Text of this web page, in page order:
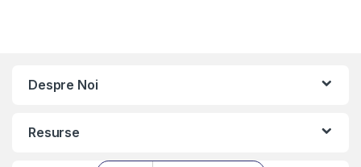
Despre Noi
Resurse